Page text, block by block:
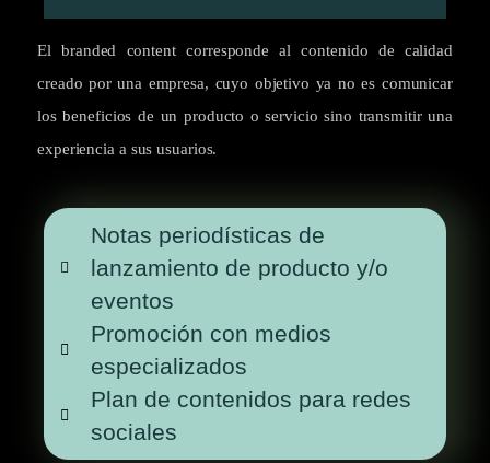
El branded content corresponde al contenido de calidad
creado por una empresa, cuyo objetivo ya no es comunicar
los beneficios de un producto o servicio sino transmitir una
experiencia a sus usuarios.
Notas periodísticas de
lanzamiento de producto y/o
eventos
Promoción con medios
especializados
Plan de contenidos para redes
sociales